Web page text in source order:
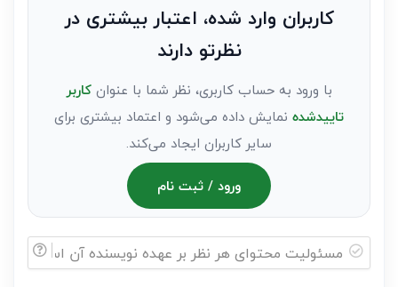
کاربران وارد شده، اعتبار بیشتری در
نظرتو دارند
با ورود به حساب کاربری، نظر شما با عنوانکاربر
تاییدشده نمایش داده می‌شود و اعتماد بیشتری برای
سایر کاربران ایجاد می‌کند.
ورود / ثبت نام